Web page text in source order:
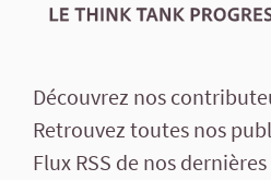
Découvrez nos
Retrouvez toutes nos
Flux RSS de nos